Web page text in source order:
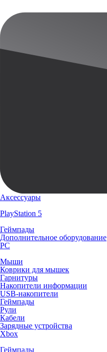
Аксессуары
PlayStation 5
Геймпады
Дополнительное оборудование
PC
Мыши
Коврики для мышек
Гарнитуры
Накопители информации
USB-накопители
Геймпады
Рули
Кабели
Зарядные устройства
Xbox
Геймпады